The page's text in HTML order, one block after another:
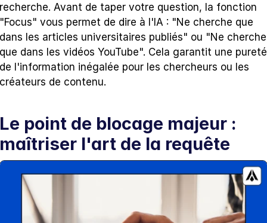
recherche. Avant de taper votre question, la fonction
"Focus" vous permet de dire à l'IA : "Ne cherche que
dans les articles universitaires publiés" ou "Ne cherche
que dans les vidéos YouTube". Cela garantit une pureté
de l'information inégalée pour les chercheurs ou les
créateurs de contenu.
Le point de blocage majeur :
maîtriser l'art de la requête